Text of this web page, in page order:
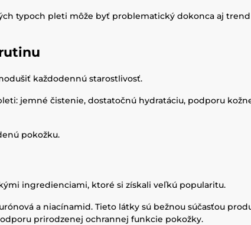
typoch pleti môže byť problematický dokonca aj trend
každodennú starostlivosť.
jemné čistenie, dostatočnú hydratáciu, podporu
pokožku.
ingredienciami, ktoré si získali veľkú popularitu.
a niacínamid. Tieto látky sú bežnou súčasťou
prirodzenej ochrannej funkcie pokožky.